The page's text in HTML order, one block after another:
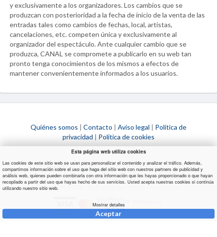
Esta página web utiliza cookies
Las cookies de este sitio web se usan para personalizar el contenido y analizar el tráfico. Además,
compartimos información sobre el uso que haga del sitio web con nuestros partners de publicidad y
análisis web, quienes pueden combinarla con otra información que les hayas proporcionado o que hayan
recopilado a partir del uso que hayas hecho de sus servicios. Usted acepta nuestras cookies si continúa
utilizando nuestro sitio web.
Mostrar detalles
Aceptar
y exclusivamente a los organizadores. Los cambios que se
produzcan con posterioridad a la fecha de inicio de la venta de las
entradas tales como cambios de fechas, local, artistas,
cancelaciones, etc. competen única y exclusivamente al
organizador del espectáculo. Ante cualquier cambio que se
produzca, CANAL se compromete a publicarlo en su web tan
pronto tenga conocimientos de los mismos a efectos de
mantener convenientemente informados a los usuarios.
Quiénes somos | Contacto | Aviso legal | Política de
privacidad | Política de cookies
¿Necesitas ayuda?
info@ultimaentrada.com
Copyright 2026. Todos los derechos reservados.